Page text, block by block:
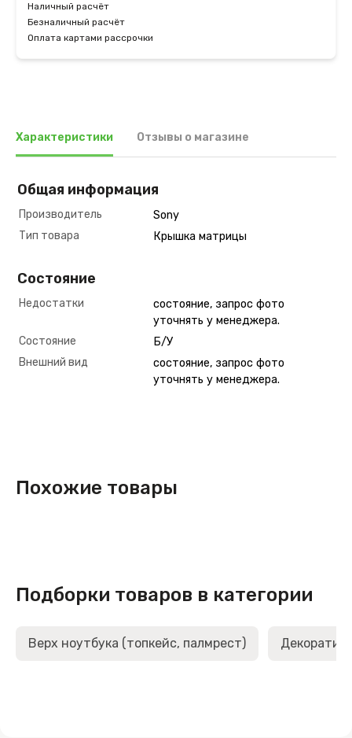
Наличный расчёт
Безналичный расчёт
Оплата картами рассрочки
Характеристики Отзывы о магазине
Общая информация
Производитель
Sony
Тип товара
Крышка матрицы
Состояние
Недостатки
состояние, запрос фото
уточнять у менеджера.
Состояние
Б/У
Внешний вид
состояние, запрос фото
уточнять у менеджера.
Похожие товары
Подборки товаров в категории
Верх ноутбука (топкейс, палмрест)